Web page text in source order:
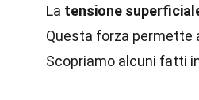
La tensione
Questa forza permette
Scopriamo alcuni fatti